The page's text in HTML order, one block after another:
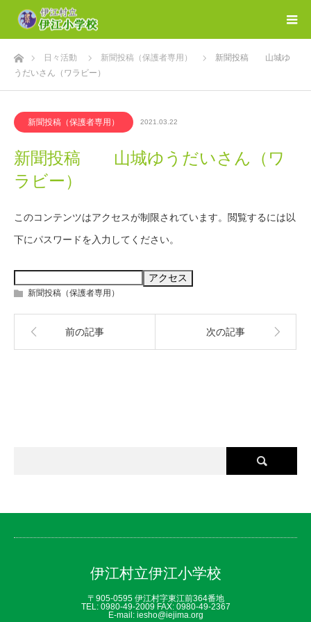
ホーム日々活動 新聞投稿（保護者専用）
新聞投稿 山城ゆ
うだいさん（ワラビー）
新聞投稿（保護者専用） 2021.03.22
新聞投稿 山城ゆうだいさん（ワ
ラビー）
このコンテンツはアクセスが制限されています。閲覧するには以
下にパスワードを入力してください。
新聞投稿（保護者専用）
前の記事 次の記事
伊江村立伊江小学校
〒905-0595 伊江村字東江前364番地
TEL: 0980‐49‐2009 FAX: 0980‐49‐2367
E-mail: iesho@iejima.org